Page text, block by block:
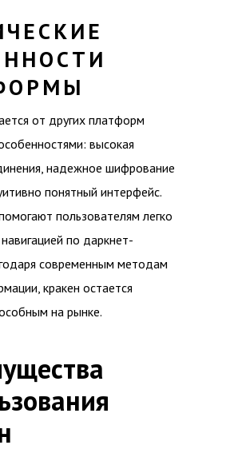
от других платформ
высокая
надежное шифрование
понятный интерфейс.
пользователям легко
по даркнет-
современным методам
кракен остается
на рынке.